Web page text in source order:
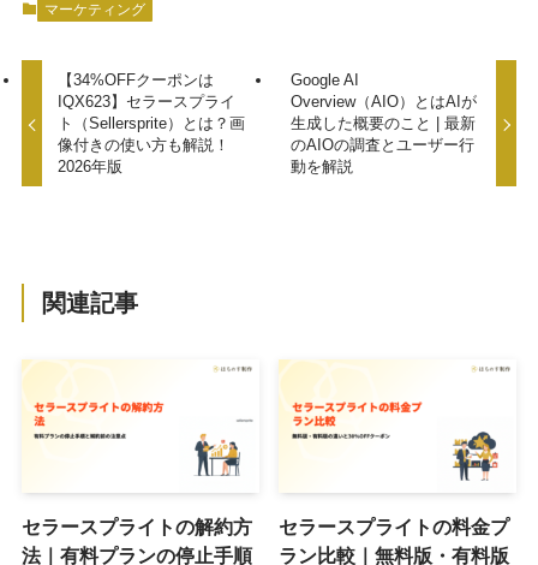
マーケティング
【34%OFFクーポンは
IQX623】セラースプライ
ト（Sellersprite）とは？画
像付きの使い方も解説！
2026年版
Google AI
Overview（AIO）とはAIが
生成した概要のこと | 最新
のAIOの調査とユーザー行
動を解説
関連記事
セラースプライトの解約方
法｜有料プランの停止手順
セラースプライトの料金プ
ラン比較｜無料版・有料版